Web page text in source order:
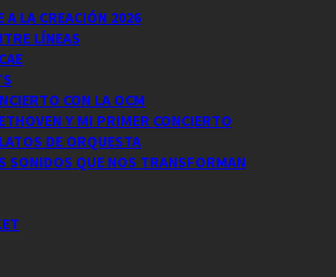
A LA CREACIÓN 2026
LÍNEAS
CON LA OCM
Y MI PRIMER CONCIERTO
DE ORQUESTA
SONIDOS QUE NOS TRANSFORMAN